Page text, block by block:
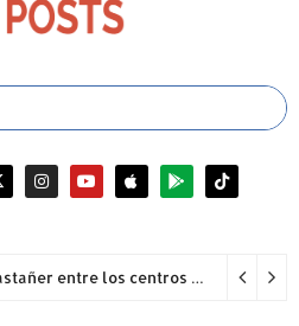
Hospital General de Castañer entre los centros de salud comunitarios con mejor desempeño clínico de Estados Unidos